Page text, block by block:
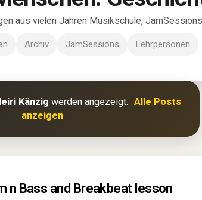
aus vielen Jahren Musikschule,
Archiv JamSessions Lehrpersonen
Känzig werden angezeigt.
Alle Posts
anzeigen
n Bass and Breakbeat lesson